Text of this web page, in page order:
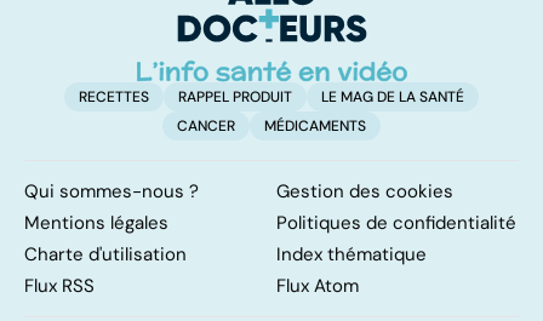
RECETTES RAPPEL PRODUIT
LE MAG DE LA SANTÉ
CANCER
MÉDICAMENTS
Qui sommes-nous ?
Gestion des cookies
Mentions légales
Politiques de confidentialité
Charte d'utilisation
Index thématique
Flux RSS
Flux Atom